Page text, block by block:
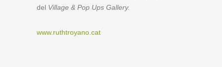
del Village & Pop Ups Gallery.
www.ruthtroyano.cat